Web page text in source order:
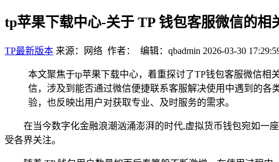
tp苹果下载中心-关于 TP 钱包客服微信的相
TP最新版本 来源：网络 作者： 编辑：qbadmin 2026-03-30
本文聚焦于tp苹果下载中心，着重探讨了TP钱包客服微信
信，涉及到能否通过微信便捷联系客服解决使用中遇到的各
验，也反映出用户对获取专业、及时服务的需求。
在当今数字化金融浪潮汹涌澎湃的时代,虚拟货币钱包宛如一
受各界关注。